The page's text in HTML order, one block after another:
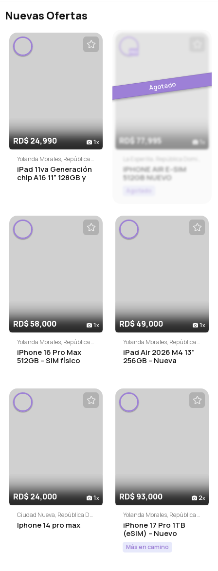
Nuevas Ofertas
RD$ 24,990 1
Yolanda Morales, República Dominicana
iPad 11va Generación
chip A16 11” 128GB y
RD$ 77,995
IPHONE AIR E-SIM
512GB NUEVO
RD$ 58,000 1
Yolanda Morales, República Dominicana
iPhone 16 Pro Max
512GB – SIM físico
RD$ 49,000 1
Yolanda Morales, República Dominicana
iPad Air 2026 M4 13”
256GB – Nueva
RD$ 24,000 1
Ciudad Nueva, República Dominicana
Iphone 14 pro max
RD$ 93,000 2
Yolanda Morales, República Dominicana
iPhone 17 Pro 1TB
(eSIM) – Nuevo
Sellado
Más en camino